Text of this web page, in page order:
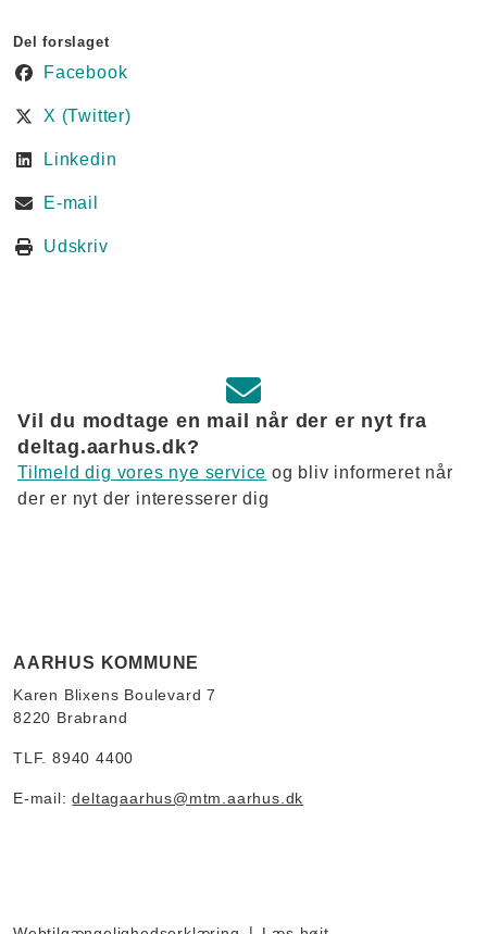
Del forslaget
Facebook
X (Twitter)
Linkedin
E-mail
Udskriv
Vil du modtage en mail når der er nyt fra
deltag.aarhus.dk?
Tilmeld dig vores nye service og bliv informeret når
der er nyt der interesserer dig
AARHUS KOMMUNE
Karen Blixens Boulevard 7
8220 Brabrand
TLF. 8940 4400
E-mail:deltagaarhus@mtm.aarhus.dk